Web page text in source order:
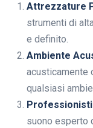
Attrezzature
strumenti di
e definito.
Ambiente
acusticamente
qualsiasi
Professionisti
suono esperto